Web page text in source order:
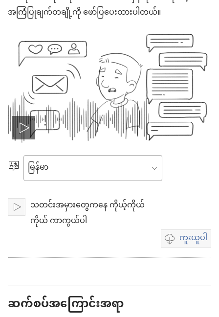
အကြံပြုချက်တချို့ကို ဖော်ပြပေးထားပါတယ်။
ဗီ
ဒီ
ယို
ဖွ
ဘာသာစကား
ရွေးချယ်
ပါ
ဖွင့် သတင်းအမှားတွေကနေ ကိုယ့်ကိုယ်
ကိုယ် ကာကွယ်ပါ
ကူးယူပါ
ဗီဒီယို
ကူး
ဆက်စပ်အကြောင်းအရာ